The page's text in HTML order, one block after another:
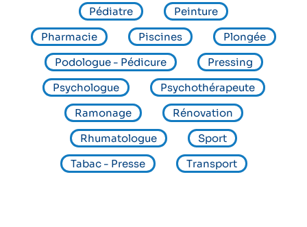
Pédiatre
Peinture
Pharmacie
Piscines
Plongée
Podologue - Pédicure
Pressing
Psychologue
Psychothérapeute
Ramonage
Rénovation
Rhumatologue
Sport
Tabac - Presse
Transport